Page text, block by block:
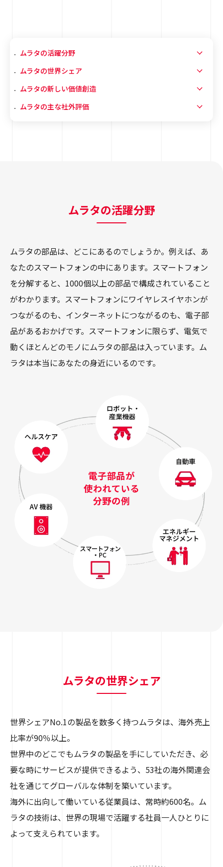
ムラタの活躍分野
ムラタの世界シェア
ムラタの新しい価値創造
ムラタの主な社外評価
ムラタの活躍分野
ムラタの部品は、どこにあるのでしょうか。例えば、あ
なたのスマートフォンの中にあります。スマートフォン
を分解すると、1000個以上の部品で構成されていること
がわかります。スマートフォンにワイヤレスイヤホンが
つながるのも、インターネットにつながるのも、電子部
品があるおかげです。スマートフォンに限らず、電気で
動くほとんどのモノにムラタの部品は入っています。ム
ラタは本当にあなたの身近にいるのです。
ムラタの世界シェア
世界シェアNo.1の製品を数多く持つムラタは、海外売上
比率が90％以上。
世界中のどこでもムラタの製品を手にしていただき、必
要な時にサービスが提供できるよう、53社の海外関連会
社を通じてグローバルな体制を築いています。
海外に出向して働いている従業員は、常時約600名。ム
ラタの技術は、世界の現場で活躍する社員一人ひとりに
よって支えられています。